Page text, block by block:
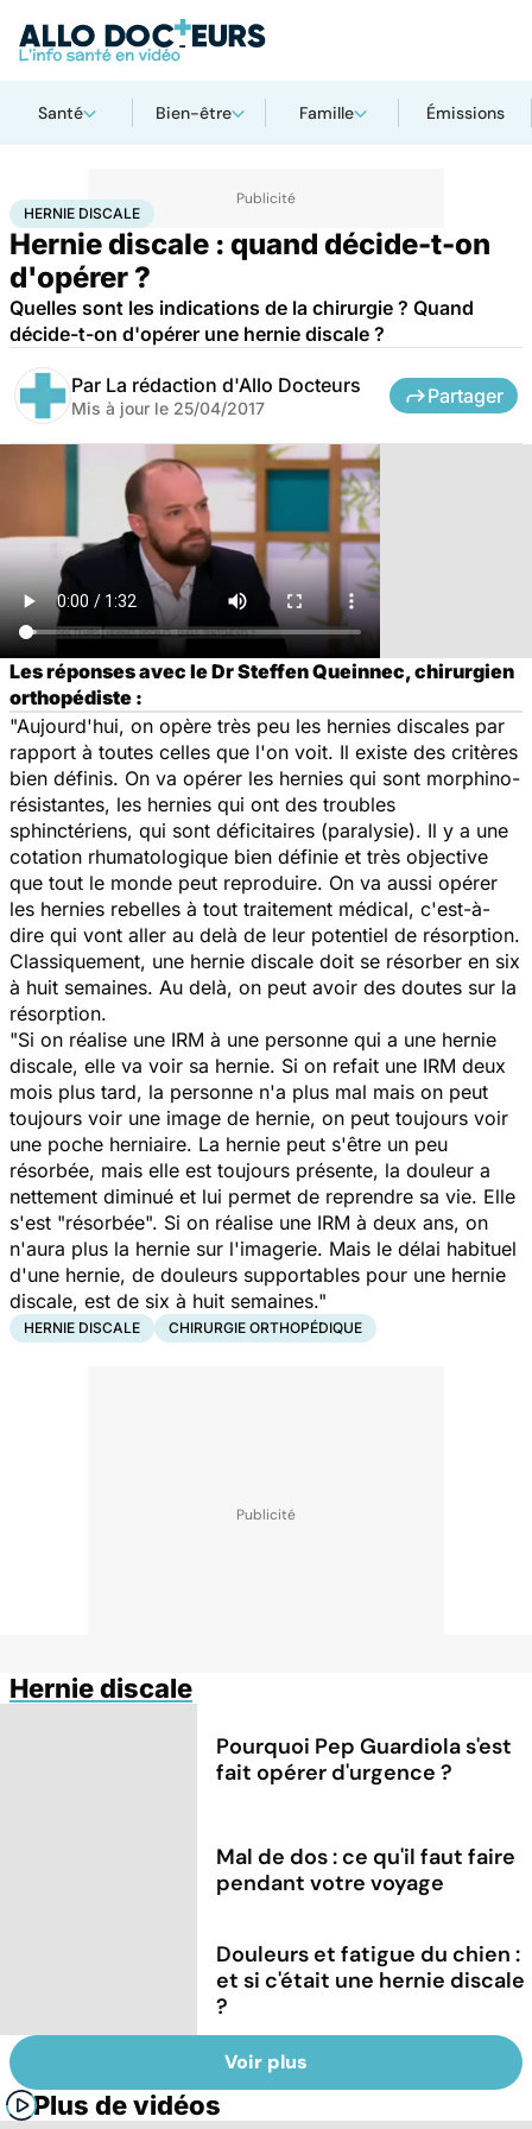
Santé Bien-être Famille Émissions
AccueilSantéMaladies Hernie discale
HERNIE DISCALE
Hernie discale : quand décide-t-on
d'opérer ?
Quelles sont les indications de la chirurgie ? Quand
décide-t-on d'opérer une hernie discale ?
Par La rédaction d'Allo Docteurs
Mis à jour le 25/04/2017
Partager
Les réponses avec le Dr Steffen Queinnec, chirurgien
orthopédiste :
"Aujourd'hui, on opère très peu les hernies discales par
rapport à toutes celles que l'on voit. Il existe des critères
bien définis. On va opérer les hernies qui sont morphino-
résistantes, les hernies qui ont des troubles
sphinctériens, qui sont déficitaires (paralysie). Il y a une
cotation rhumatologique bien définie et très objective
que tout le monde peut reproduire. On va aussi opérer
les hernies rebelles à tout traitement médical, c'est-à-
dire qui vont aller au delà de leur potentiel de résorption.
Classiquement, une hernie discale doit se résorber en six
à huit semaines. Au delà, on peut avoir des doutes sur la
résorption.
"Si on réalise une IRM à une personne qui a une hernie
discale, elle va voir sa hernie. Si on refait une IRM deux
mois plus tard, la personne n'a plus mal mais on peut
toujours voir une image de hernie, on peut toujours voir
une poche herniaire. La hernie peut s'être un peu
résorbée, mais elle est toujours présente, la douleur a
nettement diminué et lui permet de reprendre sa vie. Elle
s'est "résorbée". Si on réalise une IRM à deux ans, on
n'aura plus la hernie sur l'imagerie. Mais le délai habituel
d'une hernie, de douleurs supportables pour une hernie
discale, est de six à huit semaines."
HERNIE DISCALE CHIRURGIE ORTHOPÉDIQUE
Hernie discale
Pourquoi Pep Guardiola s'est
fait opérer d'urgence ?
Mal de dos : ce qu'il faut faire
pendant votre voyage
Douleurs et fatigue du chien :
et si c'était une hernie discale
?
Voir plus
Plus de vidéos